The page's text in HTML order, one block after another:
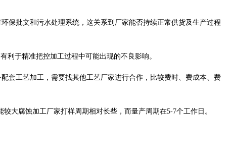
保批文和污水处理系统，这关系到厂家能否持续正常供货及生产过程
利于精准把控加工过程中可能出现的不良影响。
套工艺加工，需要找其他工艺厂家进行合作，比较费时、费成本、费
大腐蚀加工厂家打样周期相对长些，而量产周期在5-7个工作日。